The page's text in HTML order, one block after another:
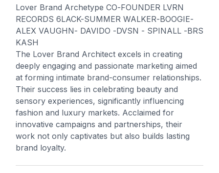
Lover Brand Archetype CO-FOUNDER LVRN
RECORDS 6LACK-SUMMER WALKER-BOOGIE-
ALEX VAUGHN- DAVIDO -DVSN - SPINALL -BRS
KASH
The Lover Brand Architect excels in creating
deeply engaging and passionate marketing aimed
at forming intimate brand-consumer relationships.
Their success lies in celebrating beauty and
sensory experiences, significantly influencing
fashion and luxury markets. Acclaimed for
innovative campaigns and partnerships, their
work not only captivates but also builds lasting
brand loyalty.